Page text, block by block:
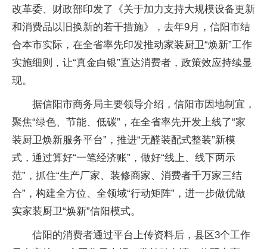
改革委、财政部印发了《关于加力支持大规模设备更新
和消费品以旧换新的若干措施》，去年9月，信阳市结
合本市实际，在全省率先印发推动家装厨卫“焕新”工作
实施细则，让“真金白银”直达消费者，政策效应持续显
现。
据信阳市商务局主要领导介绍，信阳市因地制宜，
聚焦“绿色、节能、低碳”，在全省率先开发上线了“家
装厨卫焕新服务平台”，推进“无醛装配式整装”新模
式，通过算好“一笔经济账”，做好“线上、线下两示
范”，抓住“生产厂家、装修商家、消费者千万家三结
合”，构建全方位、全领域“行动矩阵”，进一步做优做
实家装厨卫“焕新”信阳模式。
信阳的消费者通过平台上传资料后，县区3个工作